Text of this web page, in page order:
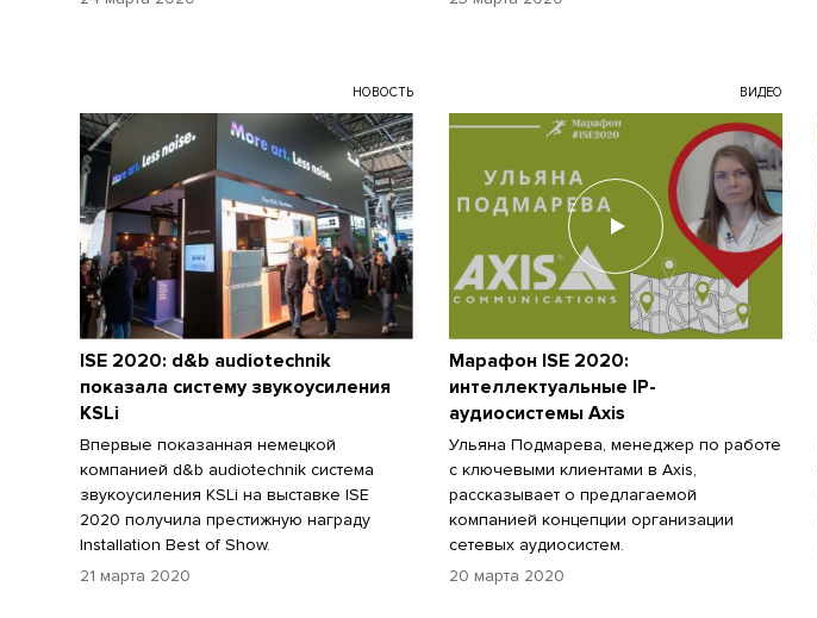
НОВОСТЬ
ISE 2020: d&b audiotechnik
показала систему звукоусиления
KSLi
Впервые показанная немецкой
компанией d&b audiotechnik система
звукоусиления KSLi на выставке ISE
2020 получила престижную награду
Installation Best of Show.
21 марта 2020
ВИДЕО
Марафон ISE 2020:
интеллектуальные IP-
аудиосистемы Axis
Ульяна Подмарева, менеджер по работе
с ключевыми клиентами в Axis,
рассказывает о предлагаемой
компанией концепции организации
сетевых аудиосистем.
20 марта 2020